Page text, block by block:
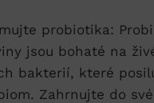
probiotika:
jsou bohaté na
bakterií, které
Zahrnujte do